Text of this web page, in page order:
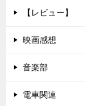
【レビュー】
映画感想
音楽部
電車関連